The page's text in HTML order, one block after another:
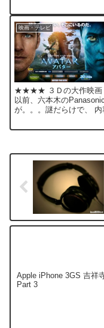
映画・テレビ
★★★★ ３Ｄの大作映画
以前、六本木の
が。。。謎だらけで、
Apple iPhone 3GS 吉祥
Part 3